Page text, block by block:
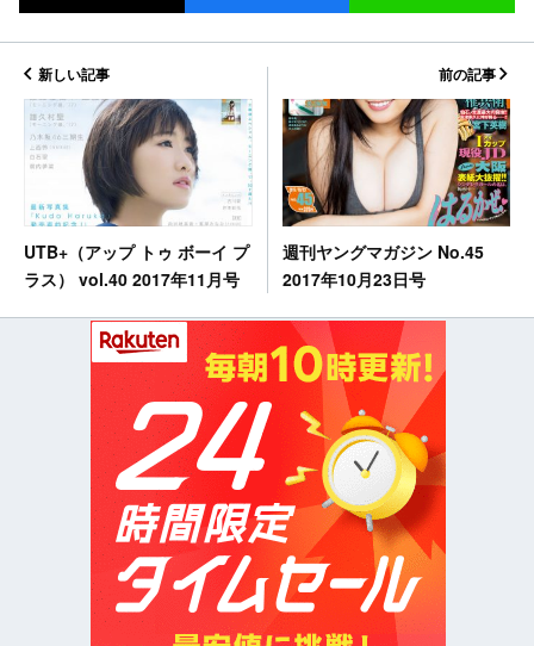
新しい記事
UTB+（アップ トゥ ボーイ プ
ラス） vol.40 2017年11月号
前の記事
週刊ヤングマガジン No.45
2017年10月23日号